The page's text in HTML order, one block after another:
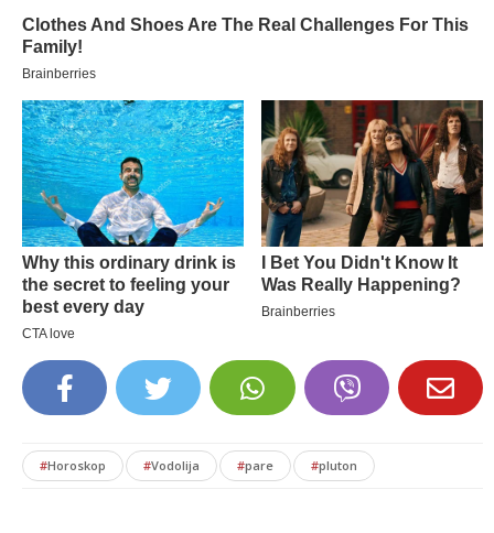
#Horoskop #Vodolija #pare #pluton